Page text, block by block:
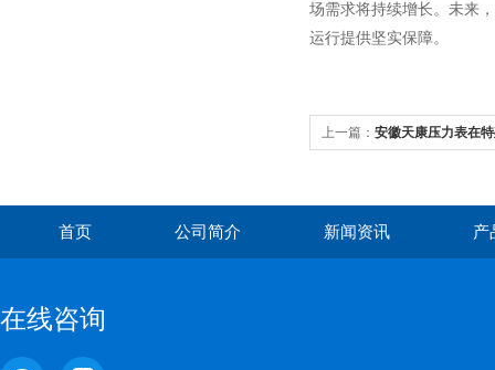
场需求将持续增长。未来
运行提供坚实保障。
上一篇： 安徽天康压力表在
首页 公司简介 新闻资讯 产
在线咨询